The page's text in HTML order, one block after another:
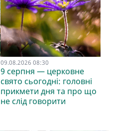
09.08.2026 08:30
9 серпня — церковне
свято сьогодні: головні
прикмети дня та про що
не слід говорити